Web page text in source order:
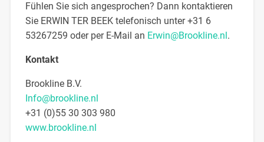
Fühlen Sie sich angesprochen? Dann kontaktieren
Sie ERWIN TER BEEK telefonisch unter +31 6
53267259 oder per E-Mail an Erwin@Brookline.nl .
Kontakt
Brookline B.V.
Info@brookline.nl
+31 (0)55 30 303 980
www.brookline.nl